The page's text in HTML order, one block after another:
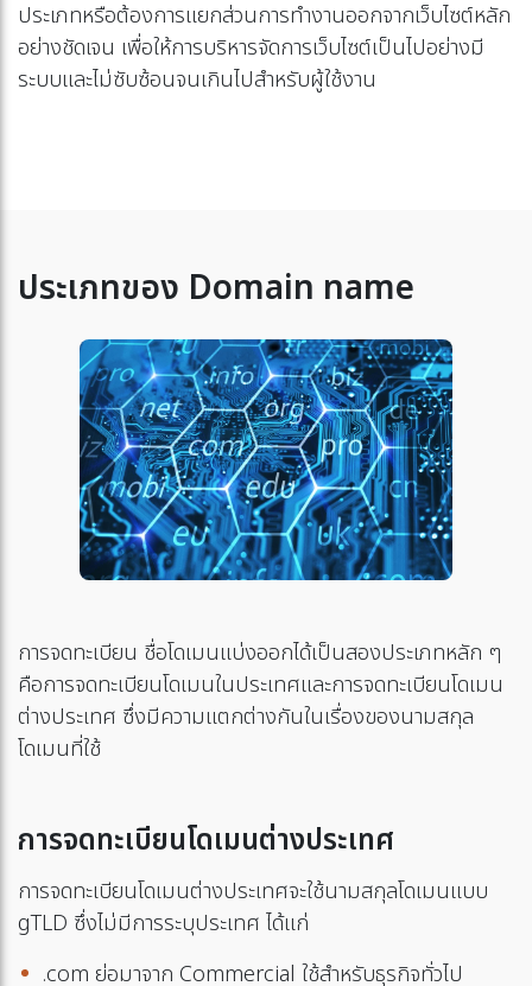
ประเภทหรือต้องการแยกส่วนการทำงานออกจากเว็บไซต์หลัก
อย่างชัดเจน เพื่อให้การบริหารจัดการเว็บไซต์เป็นไปอย่างมี
ระบบและไม่ซับซ้อนจนเกินไปสำหรับผู้ใช้งาน
ประเภทของ Domain name
การจดทะเบียน ชื่อโดเมนแบ่งออกได้เป็นสองประเภทหลัก ๆ
คือการจดทะเบียนโดเมนในประเทศและการจดทะเบียนโดเมน
ต่างประเทศ ซึ่งมีความแตกต่างกันในเรื่องของนามสกุล
โดเมนที่ใช้
การจดทะเบียนโดเมนต่างประเทศ
การจดทะเบียนโดเมนต่างประเทศจะใช้นามสกุลโดเมนแบบ
gTLD ซึ่งไม่มีการระบุประเทศ ได้แก่
.com ย่อมาจาก Commercial ใช้สำหรับธุรกิจทั่วไป